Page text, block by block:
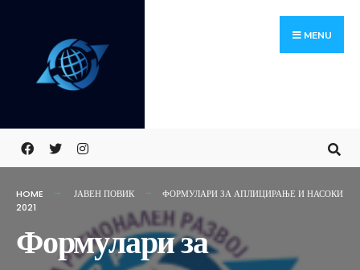
content
MENU
HOME ЈАВЕН ПОВИК
ФОРМУЛАРИ ЗА АПЛИЦИРАЊЕ И НАСОКИ
2021
Формулари за